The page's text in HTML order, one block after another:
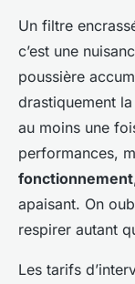
Un filtre
c’est une
poussière
drastiquement
au moins une
performances,
fonctionnement
apaisant. On
respirer autant
Les tarifs